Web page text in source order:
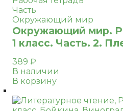
Часть
Окружающий мир
Окружающий мир.
1 класс. Часть. 2.
389 ₽
В наличии
В корзину